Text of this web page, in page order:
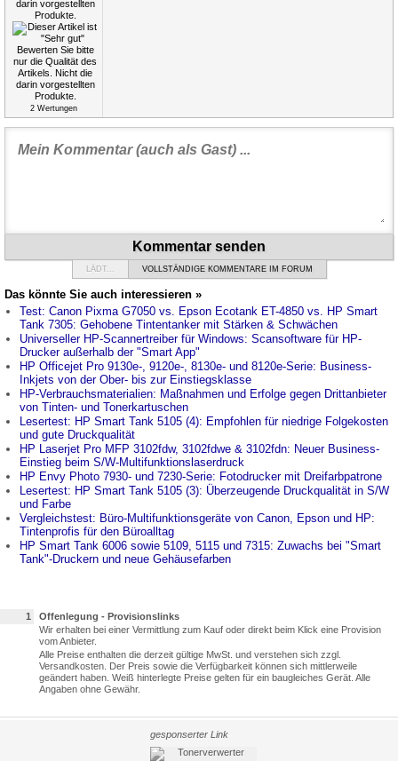
2 Wertungen
Kommentar senden
LÄDT... VOLLSTÄNDIGE KOMMENTARE IM FORUM
Das könnte Sie auch interessieren »
Test: Canon Pixma G7050 vs. Epson Ecotank ET-4850 vs. HP Smart
Tank 7305: Gehobene Tintentanker mit Stärken & Schwächen
Universeller HP-Scannertreiber für Windows: Scansoftware für HP-
Drucker außerhalb der "Smart App"
HP Officejet Pro 9130e-, 9120e-, 8130e- und 8120e-Serie: Business-
Inkjets von der Ober- bis zur Einstiegsklasse
HP-Verbrauchsmaterialien: Maßnahmen und Erfolge gegen Drittanbieter
von Tinten- und Tonerkartuschen
Lesertest: HP Smart Tank 5105 (4): Empfohlen für niedrige Folgekosten
und gute Druckqualität
HP Laserjet Pro MFP 3102fdw, 3102fdwe & 3102fdn: Neuer Business-
Einstieg beim S/W-Multifunktionslaserdruck
HP Envy Photo 7930- und 7230-Serie: Fotodrucker mit Dreifarbpatrone
Lesertest: HP Smart Tank 5105 (3): Überzeugende Druckqualität in S/W
und Farbe
Vergleichstest: Büro-Multifunktionsgeräte von Canon, Epson und HP:
Tintenprofis für den Büroalltag
HP Smart Tank 6006 sowie 5109, 5115 und 7315: Zuwachs bei "Smart
Tank"-Druckern und neue Gehäusefarben
1
Offenlegung - Provisionslinks
Wir erhalten bei einer Vermittlung zum Kauf oder direkt beim Klick eine Provision
vom Anbieter.
Alle Preise enthalten die derzeit gültige MwSt. und verstehen sich zzgl.
Versandkosten. Der Preis sowie die Verfügbarkeit können sich mittlerweile
geändert haben. Weiß hinterlegte Preise gelten für ein baugleiches Gerät. Alle
Angaben ohne Gewähr.
gesponserter Link